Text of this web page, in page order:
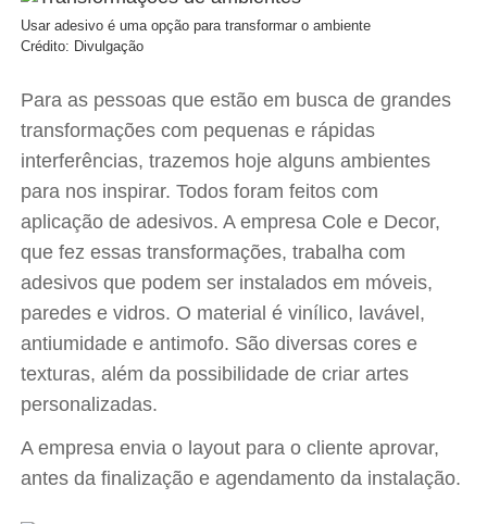
Usar adesivo é uma opção para transformar o ambiente
Crédito: Divulgação
Para as pessoas que estão em busca de grandes
transformações com pequenas e rápidas
interferências, trazemos hoje alguns ambientes
para nos inspirar. Todos foram feitos com
aplicação de adesivos. A empresa Cole e Decor,
que fez essas transformações, trabalha com
adesivos que podem ser instalados em móveis,
paredes e vidros. O material é vinílico, lavável,
antiumidade e antimofo. São diversas cores e
texturas, além da possibilidade de criar artes
personalizadas.
A empresa envia o layout para o cliente aprovar,
antes da finalização e agendamento da instalação.